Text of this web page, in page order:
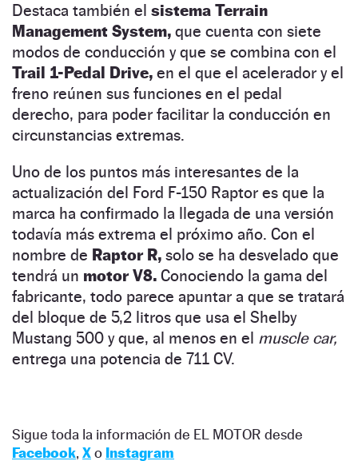
Destaca también el sistema Terrain
Management System, que cuenta con siete
modos de conducción y que se combina con el
Trail 1-Pedal Drive, en el que el acelerador y el
freno reúnen sus funciones en el pedal
derecho, para poder facilitar la conducción en
circunstancias extremas.
Uno de los puntos más interesantes de la
actualización del Ford F-150 Raptor es que la
marca ha confirmado la llegada de una versión
todavía más extrema el próximo año. Con el
nombre de Raptor R, solo se ha desvelado que
tendrá un motor V8. Conociendo la gama del
fabricante, todo parece apuntar a que se tratará
del bloque de 5,2 litros que usa el Shelby
Mustang 500 y que, al menos en el muscle car,
entrega una potencia de 711 CV.
Sigue toda la información de EL MOTOR desde
Facebook, Xo Instagram